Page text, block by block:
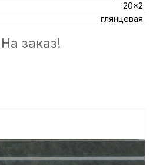
20x2
глянцевая
На заказ!